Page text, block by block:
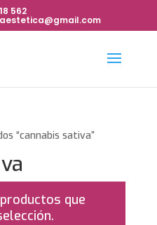
562
“cannabis sativa”
que